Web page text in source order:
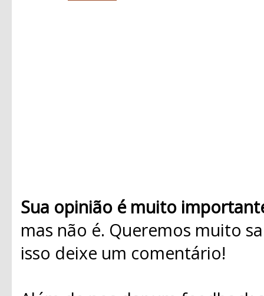
Sua opinião é muito
mas não é. Queremos muito
isso deixe um comentário!